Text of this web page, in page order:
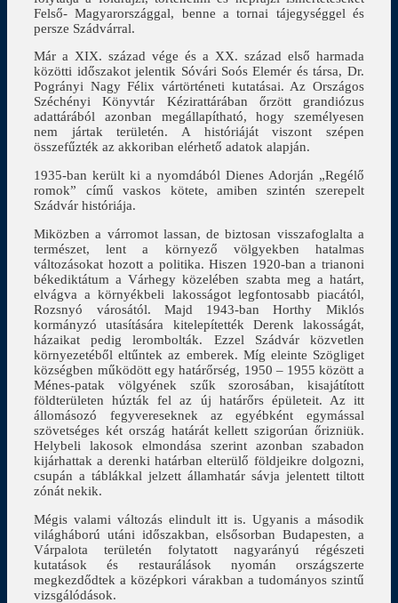
Felső- Magyarországgal, benne a tornai tájegységgel és
persze Szádvárral.
Már a XIX. század vége és a XX. század első harmada
közötti időszakot jelentik Sóvári Soós Elemér és társa, Dr.
Pogrányi Nagy Félix vártörténeti kutatásai. Az Országos
Széchényi Könyvtár Kézirattárában őrzött grandiózus
adattárából azonban megállapítható, hogy személyesen
nem jártak területén. A históriáját viszont szépen
összefűzték az akkoriban elérhető adatok alapján.
1935-ban került ki a nyomdából Dienes Adorján „Regélő
romok” című vaskos kötete, amiben szintén szerepelt
Szádvár históriája.
Miközben a várromot lassan, de biztosan visszafoglalta a
természet, lent a környező völgyekben hatalmas
változásokat hozott a politika. Hiszen 1920-ban a trianoni
békediktátum a Várhegy közelében szabta meg a határt,
elvágva a környékbeli lakosságot legfontosabb piacától,
Rozsnyó városától. Majd 1943-ban Horthy Miklós
kormányzó utasítására kitelepítették Derenk lakosságát,
házaikat pedig lerombolták. Ezzel Szádvár közvetlen
környezetéből eltűntek az emberek. Míg eleinte Szögliget
községben működött egy határőrség, 1950 – 1955 között a
Ménes-patak völgyének szűk szorosában, kisajátított
földterületen húzták fel az új határőrs épületeit. Az itt
állomásozó fegyvereseknek az egyébként egymással
szövetséges két ország határát kellett szigorúan őrizniük.
Helybeli lakosok elmondása szerint azonban szabadon
kijárhattak a derenki határban elterülő földjeikre dolgozni,
csupán a táblákkal jelzett államhatár sávja jelentett tiltott
zónát nekik.
Mégis valami változás elindult itt is. Ugyanis a második
világháború utáni időszakban, elsősorban Budapesten, a
Várpalota területén folytatott nagyarányú régészeti
kutatások és restaurálások nyomán országszerte
megkezdődtek a középkori várakban a tudományos szintű
vizsgálódások.